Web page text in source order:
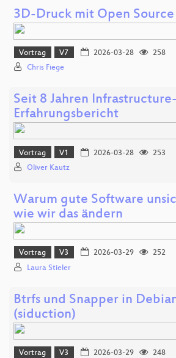
3D-Druck mit Open Source
Vortrag V7 2026-03-28
258
Chris Fiege
Seit 8 Jahren
Erfahrungsbericht
Vortrag V1 2026-03-28
253
Oliver Kautz
Warum gute Software
wie wir das ändern
Vortrag V3 2026-03-29
252
Laura Stieler
Btrfs und Snapper in
(siduction)
Vortrag V3 2026-03-29
248